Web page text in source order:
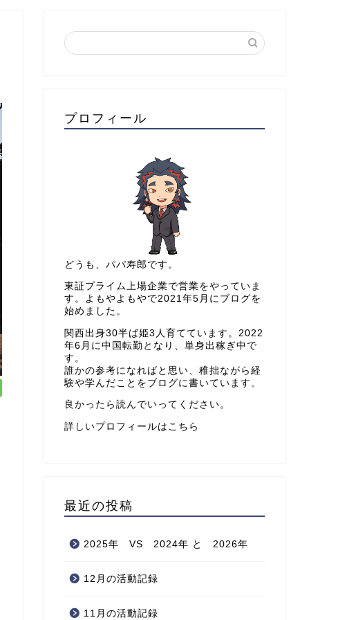
プロフィール
どうも、パパ寿郎です。
東証プライム上場企業で営業をやっていま
す。よもやよもやで2021年5月にブログを
始めました。
関西出身30半ば姫3人育てています。2022
年6月に中国転勤となり、単身出稼ぎ中で
す。
誰かの参考になればと思い、稚拙ながら経
験や学んだことをブログに書いています。
良かったら読んでいってください。
詳しいプロフィールはこちら
最近の投稿
2025年 VS 2024年 と 2026年
12月の活動記録
11月の活動記録